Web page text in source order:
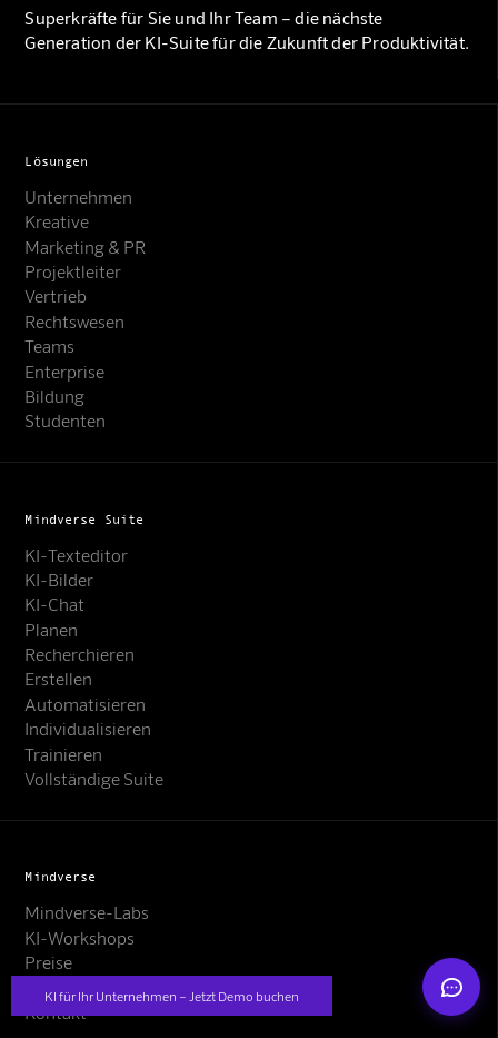
KI für Ihr Unternehmen – Jetzt Demo buchen
Mindverse Support
Superkräfte für Sie und Ihr Team – die nächste
Generation der KI-Suite für die Zukunft der Produktivität.
Lösungen
Unternehmen
Kreative
Marketing & PR
Projektleiter
Vertrieb
Rechtswesen
Teams
Enterprise
Bildung
Studenten
Mindverse Suite
KI-Texteditor
KI-Bilder
KI-Chat
Planen
Recherchieren
Erstellen
Automatisieren
Individualisieren
Trainieren
Vollständige Suite
Mindverse
Mindverse-Labs
KI-Workshops
Preise
Kontakt